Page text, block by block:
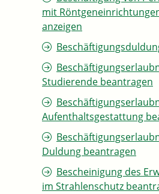
mit
anzeigen
Studierende beantragen
Aufenthaltsgestattung
Duldung beantragen
Bescheinigung des
im Strahlenschutz